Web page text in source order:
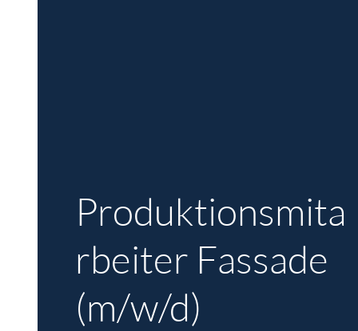
Produktionsmita
rbeiter Fassade
(m/w/d)